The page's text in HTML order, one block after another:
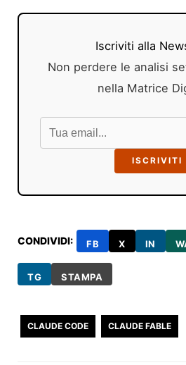
Iscriviti alla
Non perdere le analisi
nella Matrice
ISCRIVITI
CONDIVIDI: FB X IN
TG STAMPA
CLAUDE CODE CLAUDE FABLE